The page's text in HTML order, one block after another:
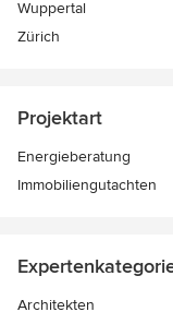
Wuppertal
Zürich
Projektart
Energieberatung
Immobiliengutachten
Architekten